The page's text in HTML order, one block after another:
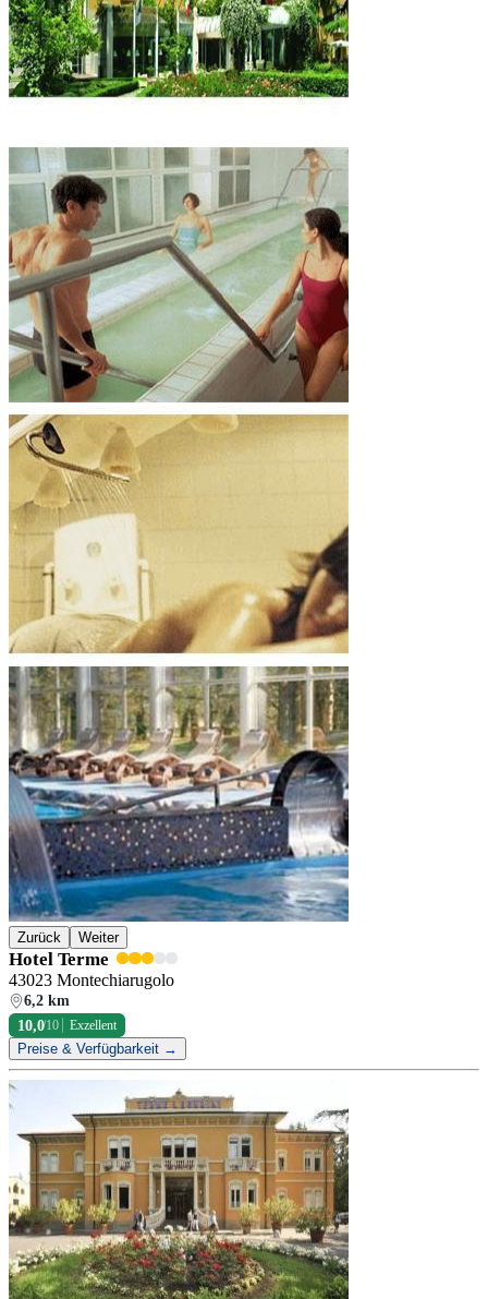
Zurück Weiter
Hotel Terme
43023 Montechiarugolo
6,2 km
10,0/10 Exzellent
Preise & Verfügbarkeit →